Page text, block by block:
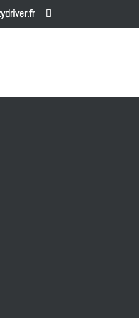
2 3.8 580 TURBO S